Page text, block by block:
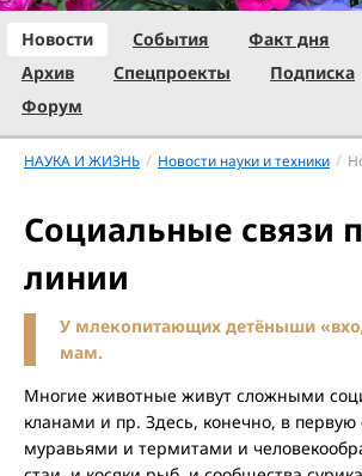
Новости События Факт дня
Архив
Спецпроекты Подписка
Форум
НАУКА И ЖИЗНЬ / Новости науки и техники /
Социальные связи
линии
У млекопитающих детёныши
мам.
Многие животные живут сложными
кланами и пр. Здесь, конечно, в
муравьями и термитами и